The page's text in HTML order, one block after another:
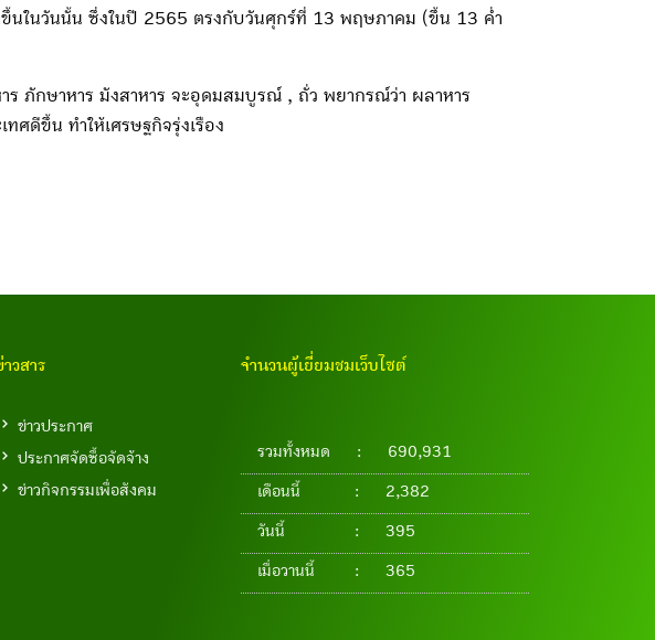
นในวันนั้น ซึ่งในปี 2565 ตรงกับวันศุกร์ที่ 13 พฤษภาคม (ขึ้น 13 ค่ำ
ภักษาหาร มังสาหาร จะอุดมสมบูรณ์ , ถั่ว พยากรณ์ว่า ผลาหาร
ศดีขึ้น ทำให้เศรษฐกิจรุ่งเรือง
วสาร
ข่าวประกาศ
ประกาศจัดซื้อจัดจ้าง
ข่าวกิจกรรมเพื่อสังคม
จำนวนผู้เยี่ยมชมเว็บไซต์
รวมทั้งหมด : 690,931
เดือนนี้ : 2,382
วันนี้ : 395
เมื่อวานนี้ : 365